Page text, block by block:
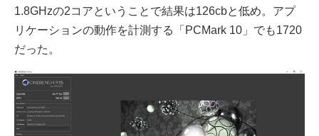
1.8GHzの2コアということで結果は126cbと低め。アプ
リケーションの動作を計測する「PCMark 10」でも1720
だった。